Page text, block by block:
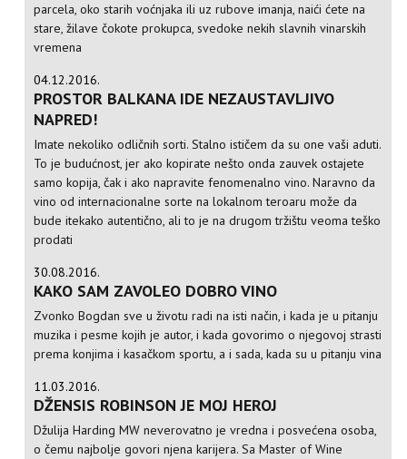
parcela, oko starih voćnjaka ili uz rubove imanja, naići ćete na
stare, žilave čokote prokupca, svedoke nekih slavnih vinarskih
vremena
04.12.2016.
PROSTOR BALKANA IDE NEZAUSTAVLJIVO
NAPRED!
Imate nekoliko odličnih sorti. Stalno ističem da su one vaši aduti.
To je budućnost, jer ako kopirate nešto onda zauvek ostajete
samo kopija, čak i ako napravite fenomenalno vino. Naravno da
vino od internacionalne sorte na lokalnom teroaru može da
bude itekako autentično, ali to je na drugom tržištu veoma teško
prodati
30.08.2016.
KAKO SAM ZAVOLEO DOBRO VINO
Zvonko Bogdan sve u životu radi na isti način, i kada je u pitanju
muzika i pesme kojih je autor, i kada govorimo o njegovoj strasti
prema konjima i kasačkom sportu, a i sada, kada su u pitanju vina
11.03.2016.
DŽENSIS ROBINSON JE MOJ HEROJ
Džulija Harding MW neverovatno je vredna i posvećena osoba,
o čemu najbolje govori njena karijera. Sa Master of Wine